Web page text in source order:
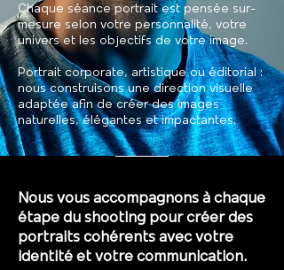
Chaque séance portrait est pensée sur-
mesure selon votre personnalité, votre
univers et les objectifs de votre image.
Portrait corporate, artistique ou éditorial :
nous construisons une direction visuelle
adaptée afin de créer des images
naturelles, élégantes et impactantes.
Nous vous accompagnons à chaque
étape du shooting pour créer des
portraits cohérents avec votre
identité et votre communication.